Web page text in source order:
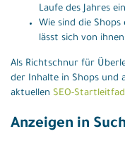
Laufe des Jahres
Wie sind die
lässt sich von
Als Richtschnur für
der Inhalte in Shops und
aktuellen SEO-
Anzeigen in